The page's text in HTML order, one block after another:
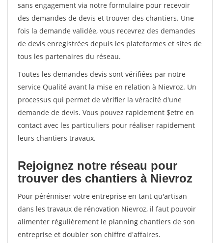
sans engagement via notre formulaire pour recevoir
des demandes de devis et trouver des chantiers. Une
fois la demande validée, vous recevrez des demandes
de devis enregistrées depuis les plateformes et sites de
tous les partenaires du réseau.
Toutes les demandes devis sont vérifiées par notre
service Qualité avant la mise en relation à Nievroz. Un
processus qui permet de vérifier la véracité d'une
demande de devis. Vous pouvez rapidement $etre en
contact avec les particuliers pour réaliser rapidement
leurs chantiers travaux.
Rejoignez notre réseau pour
trouver des chantiers à Nievroz
Pour pérénniser votre entreprise en tant qu'artisan
dans les travaux de rénovation Nievroz, il faut pouvoir
alimenter régulièrement le planning chantiers de son
entreprise et doubler son chiffre d'affaires.